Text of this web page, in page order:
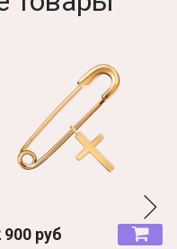
900 руб